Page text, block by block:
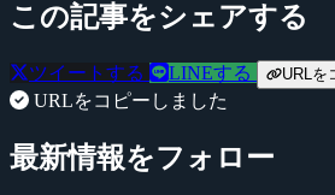
この記事をシェアする
ツイートする LINEする URLを
URLをコピーしました
最新情報をフォロー